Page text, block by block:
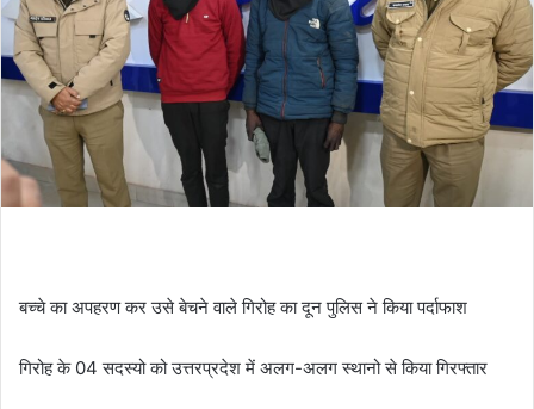
m
l
बच्चे का अपहरण कर उसे बेचने वाले गिरोह का दून पुलिस ने किया पर्दाफाश
गिरोह के 04 सदस्यो को उत्तरप्रदेश में अलग-अलग स्थानो से किया गिरफ्तार